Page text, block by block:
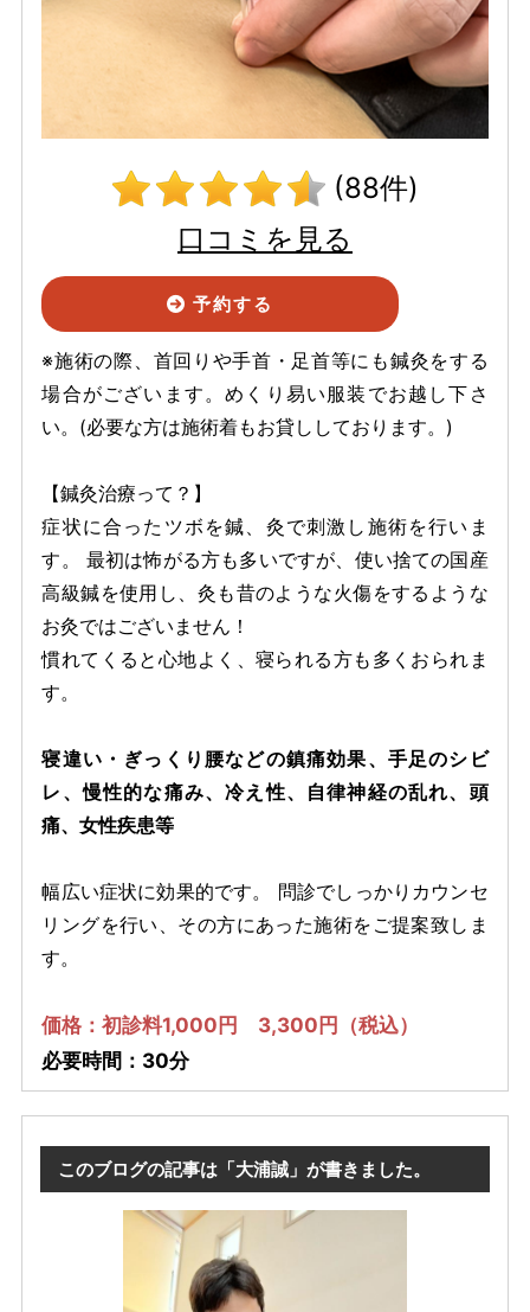
(88件)
口コミを見る
予約する
※施術の際、首回りや手首・足首等にも鍼灸をする
場合がございます。めくり易い服装でお越し下さ
い。(必要な方は施術着もお貸ししております。)
【鍼灸治療って？】
症状に合ったツボを鍼、灸で刺激し施術を行いま
す。 最初は怖がる方も多いですが、使い捨ての国産
高級鍼を使用し、灸も昔のような火傷をするような
お灸ではございません！
慣れてくると心地よく、寝られる方も多くおられま
す。
寝違い・ぎっくり腰などの鎮痛効果、手足のシビ
レ、慢性的な痛み、冷え性、自律神経の乱れ、頭
痛、女性疾患等
幅広い症状に効果的です。 問診でしっかりカウンセ
リングを行い、その方にあった施術をご提案致しま
す。
価格：初診料1,000円 3,300円（税込）
必要時間：30分
このブログの記事は「大浦誠」が書きました。